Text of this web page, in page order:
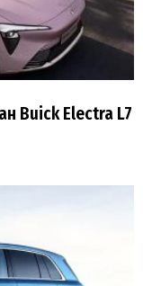
Buick Electra L7